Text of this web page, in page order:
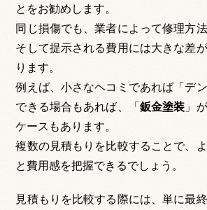
とをお勧めします。
同じ損傷でも、業者によって修理方
そして提示される費用には大きな差
ります。
例えば、小さなヘコミであれば「デ
できる場合もあれば、「鈑金塗装 」
ケースもあります。
複数の見積もりを比較することで、
と費用感を把握できるでしょう。
見積もりを比較する際には、単に最